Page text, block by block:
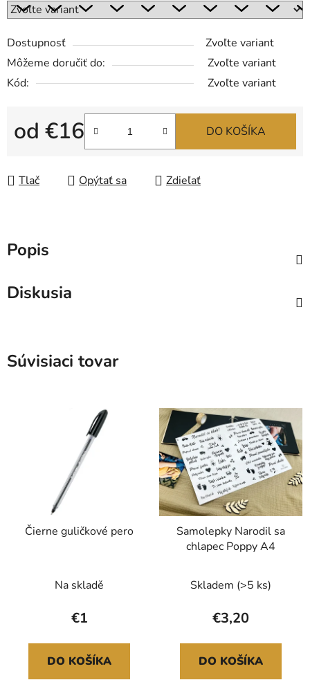
Dostupnosť
Zvoľte variant
Môžeme doručiť do:
Zvoľte variant
Kód:
Zvoľte variant
od €16
Jednotková cena:
DO KOŠÍKA
Tlač Opýtať sa Zdieľať
Popis
Diskusia
Súvisiaci tovar
Čierne guličkové pero
Na skladě
€1
DO KOŠÍKA
Samolepky Narodil sa
chlapec Poppy A4
Skladem (>5 ks)
€3,20
DO KOŠÍKA